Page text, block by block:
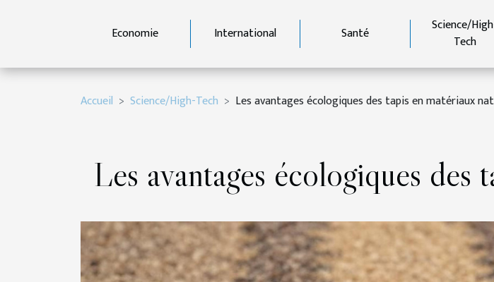
Economie International Santé
Science/
Tech
Accueil Science/High-Tech Les avantages écologiques des tapis en matériaux
Les avantages écologiques des